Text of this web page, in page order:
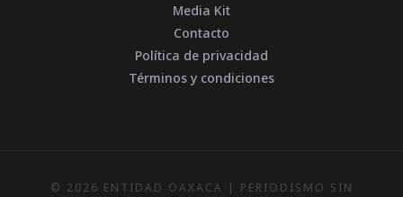
Media Kit
Contacto
Política de privacidad
Términos y condiciones
© 2026 ENTIDAD OAXACA | PERIODISMO SIN